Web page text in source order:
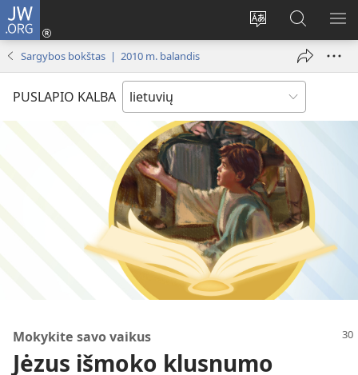
JW.ORG
Pakeisti
svetainės
Prisijungti
(atsiveria Paieška
svetainėje
JW.ORG
Sargybos bokštas | 2010 m. balandis
PUSLAPIO KALBA
Mokykite savo vaikus
Jėzus išmoko klusnumo